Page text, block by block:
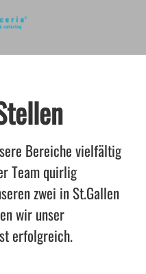
Bereiche vielfältig
Team quirlig
zwei in St.Gallen
wir unser
erfolgreich.